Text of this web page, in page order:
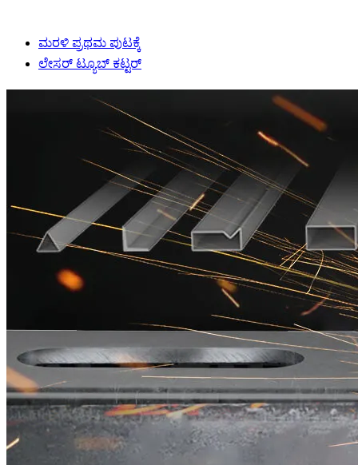
ಮರಳಿ ಪ್ರಥಮ ಪುಟಕ್ಕೆ
ಲೇಸರ್ ಟ್ಯೂಬ್ ಕಟ್ಟರ್